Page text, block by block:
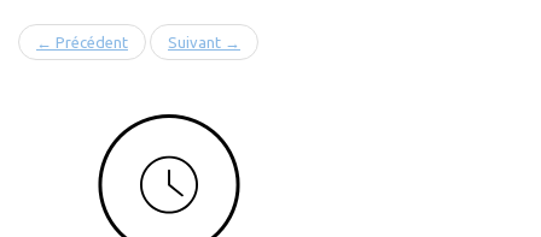
← Précédent Suivant →